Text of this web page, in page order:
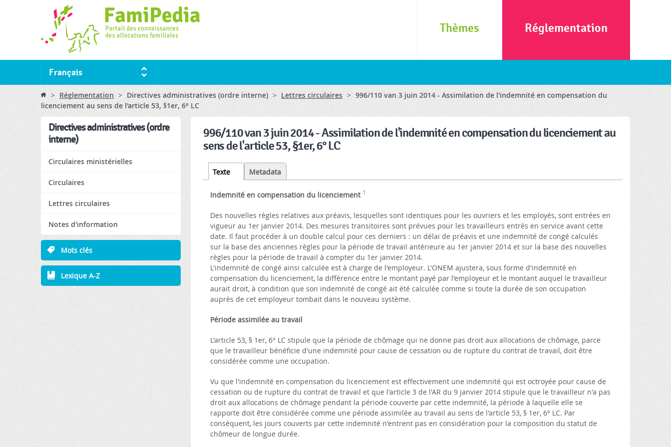
Thèmes Réglementation
Français
You are here
> Réglementation > Directives administratives (ordre interne) > Lettres circulaires > 996/110 van 3 juin 2014 - Assimilation de l'indemnité en compensation du
licenciement au sens de l'article 53, §1er, 6° LC
Directives administratives (ordre
interne)
Circulaires ministérielles
Circulaires
Lettres circulaires
Notes d'information
Mots clés
Lexique A-Z
996/110 van 3 juin 2014 - Assimilation de l'indemnité en compensation du licenciement au
sens de l'article 53, §1er, 6° LC
Tabs
Texte (activeMetadata
Indemnité en compensation du licenciement 1
Des nouvelles règles relatives aux préavis, lesquelles sont identiques pour les ouvriers et les employés, sont entrées en
vigueur au 1er janvier 2014. Des mesures transitoires sont prévues pour les travailleurs entrés en service avant cette
date. Il faut procéder à un double calcul pour ces derniers : un délai de préavis et une indemnité de congé calculés
sur la base des anciennes règles pour la période de travail antérieure au 1er janvier 2014 et sur la base des nouvelles
règles pour la période de travail à compter du 1er janvier 2014.
L'indemnité de congé ainsi calculée est à charge de l'employeur. L'ONEM ajustera, sous forme d'indemnité en
compensation du licenciement, la différence entre le montant payé par l'employeur et le montant auquel le travailleur
aurait droit, à condition que son indemnité de congé ait été calculée comme si toute la durée de son occupation
auprès de cet employeur tombait dans le nouveau système.
Période assimilée au travail
L'article 53, § 1er, 6° LC stipule que la période de chômage qui ne donne pas droit aux allocations de chômage, parce
que le travailleur bénéficie d'une indemnité pour cause de cessation ou de rupture du contrat de travail, doit être
considérée comme une occupation.
Vu que l'indemnité en compensation du licenciement est effectivement une indemnité qui est octroyée pour cause de
cessation ou de rupture du contrat de travail et que l'article 3 de l'AR du 9 janvier 2014 stipule que le travailleur n'a pas
droit aux allocations de chômage pendant la période couverte par cette indemnité, la période à laquelle elle se
rapporte doit être considérée comme une période assimilée au travail au sens de l'article 53, § 1er, 6° LC. Par
conséquent, les jours couverts par cette indemnité n'entrent pas en considération pour la composition du statut de
chômeur de longue durée.